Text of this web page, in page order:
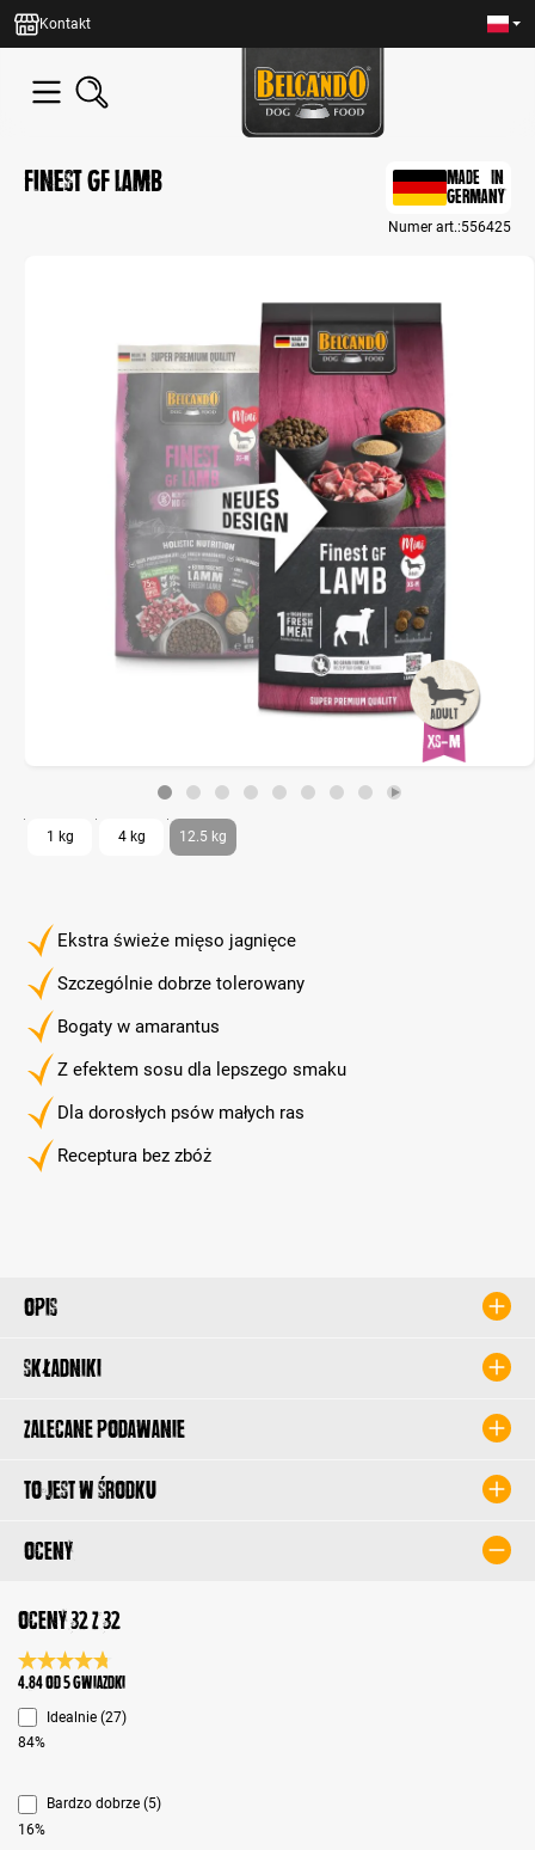
zawartości
Kontakt
Finest GF Lamb
MADE IN
GERMANY
Numer art.:556425
Ekstra świeże mięso jagnięce
Szczególnie dobrze tolerowany
Bogaty w amarantus
Z efektem sosu dla lepszego smaku
Dla dorosłych psów małych ras
Receptura bez zbóż
1 kg 4 kg 12.5 kg
Opis
Składniki
Zalecane podawanie
To jest w środku
Oceny
Oceny 32 z 32
Średnia ocena 4.8 z 5 gwiazdek
4.84 od 5 Gwiazdki
Idealnie (27)
84%
Bardzo dobrze (5)
16%